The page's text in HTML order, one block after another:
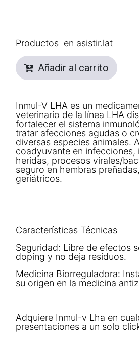
Productos en asistir.lat
Añadir al carrito
Inmul-V LHA es un
veterinario de la línea LHA
fortalecer el sistema
tratar afecciones agudas o
diversas especies animales.
coadyuvante en infecciones,
heridas, procesos virales/
seguro en hembras
geriátricos.
Características Técnicas
Seguridad: Libre de efectos
doping y no deja residuos.
Medicina Biorreguladora:
su origen en la medicina
Adquiere Inmul-v Lha en
presentaciones a un solo